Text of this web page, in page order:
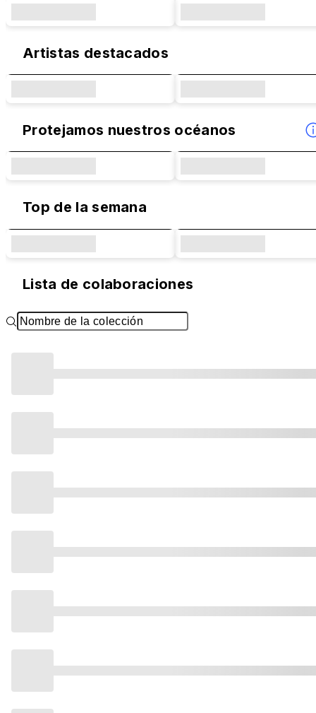
Artistas destacados
Protejamos nuestros océanos
Top de la semana
Lista de colaboraciones